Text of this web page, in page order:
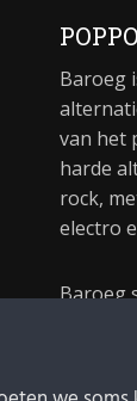
Baroeg
van het
harde
rock,
electro
Baroeg